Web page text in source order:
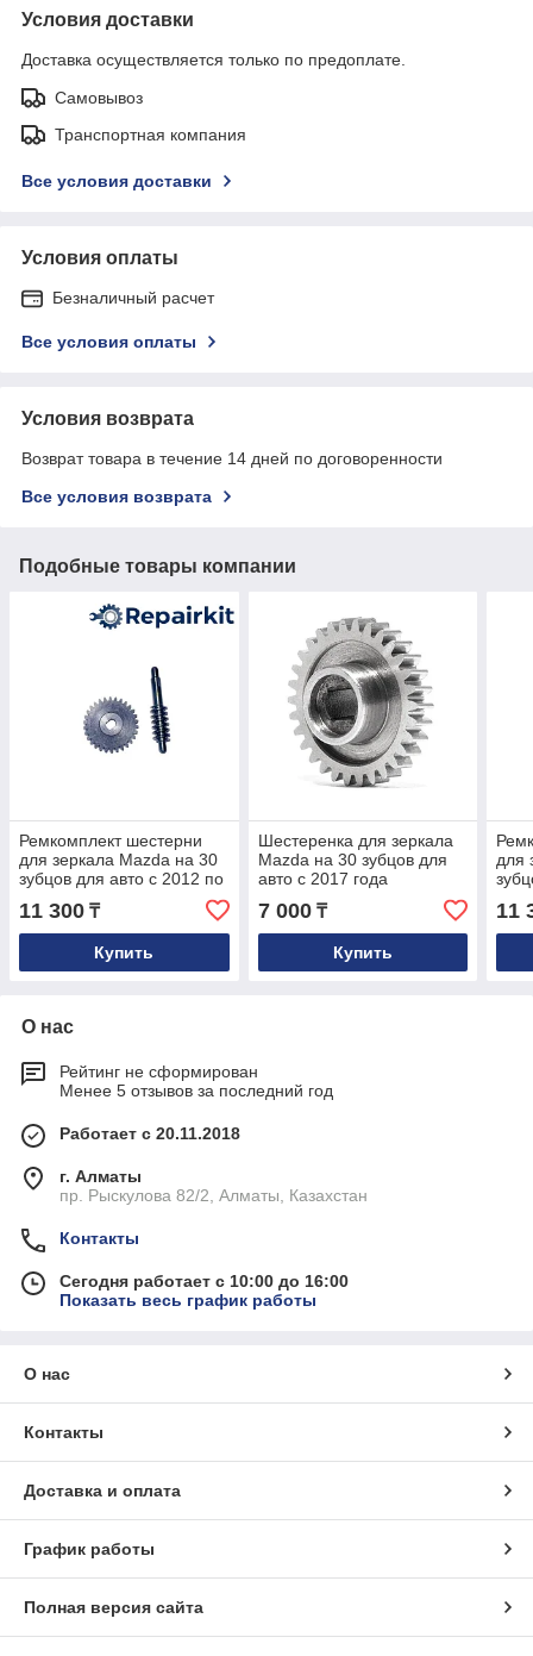
Условия доставки
Доставка осуществляется только по предоплате.
Самовывоз
Транспортная компания
Все условия доставки
Условия оплаты
Безналичный расчет
Все условия оплаты
Условия возврата
Возврат товара в течение 14 дней по договоренности
Все условия возврата
Подобные товары компании
Ремкомплект шестерни
для зеркала Mazda на 30
зубцов для авто с 2012 по
11 300 ₸
Купить
Шестеренка для зеркала
Mazda на 30 зубцов для
авто с 2017 года
7 000₸
Купить
для
11
О нас
Рейтинг не сформирован
Менее 5 отзывов за последний год
Работает с 20.11.2018
г. Алматы
пр. Рыскулова 82/2, Алматы, Казахстан
Контакты
Сегодня работает с 10:00 до 16:00
Показать весь график работы
О нас
Контакты
Доставка и оплата
График работы
Полная версия сайта